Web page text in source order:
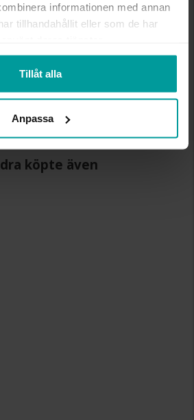
informationen med annan
tillhandahållit eller som de har
Tillåt alla
Anpassa
terracotta
16,5
Albrekts Guld
köpte även